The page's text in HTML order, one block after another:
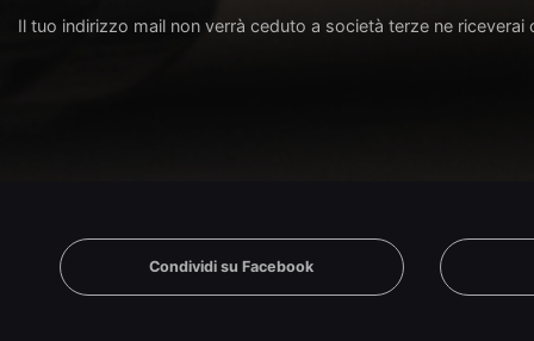
Il tuo indirizzo mail non verrà ceduto a società terze ne riceverai
Condividi su Facebook